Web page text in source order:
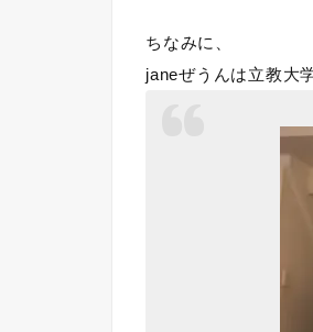
ちなみに、
janeぜうんは立教大